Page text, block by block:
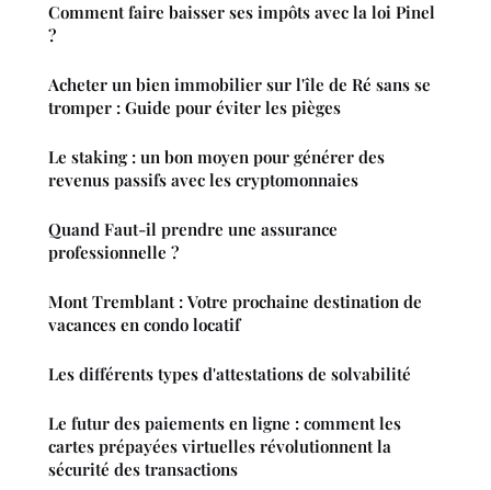
Comment faire baisser ses impôts avec la loi Pinel
?
Acheter un bien immobilier sur l'île de Ré sans se
tromper : Guide pour éviter les pièges
Le staking : un bon moyen pour générer des
revenus passifs avec les cryptomonnaies
Quand Faut-il prendre une assurance
professionnelle ?
Mont Tremblant : Votre prochaine destination de
vacances en condo locatif
Les différents types d'attestations de solvabilité
Le futur des paiements en ligne : comment les
cartes prépayées virtuelles révolutionnent la
sécurité des transactions